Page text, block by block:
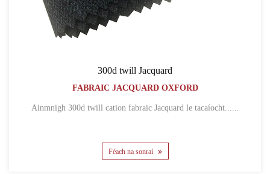
300d twill Jacquard
FABRAIC JACQUARD OXFORD
Ainmnigh 300d twill cation fabraic Jacquard le tacaíocht......
Féach na sonraí